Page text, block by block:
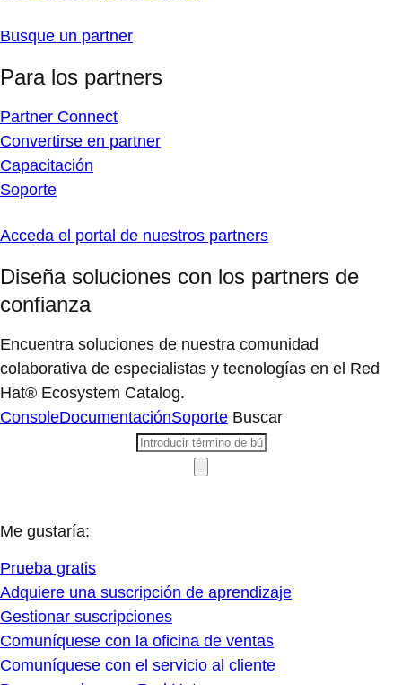
Busque un partner
Para los partners
Partner Connect
Convertirse en partner
Capacitación
Soporte
Acceda el portal de nuestros partners
Diseña soluciones con los partners de
confianza
Encuentra soluciones de nuestra comunidad
colaborativa de especialistas y tecnologías en el Red
Hat® Ecosystem Catalog.
ConsoleDocumentaciónSoporte Buscar
Me gustaría:
Prueba gratis
Adquiere una suscripción de aprendizaje
Gestionar suscripciones
Comuníquese con la oficina de ventas
Comuníquese con el servicio al cliente